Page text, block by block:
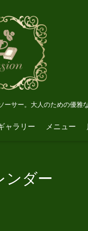
サー。大人のための優雅
ャラリー メニュー
ンダー